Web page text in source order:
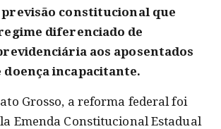
constitucional que
diferenciado de
aos aposentados
incapacitante.
Grosso, a reforma federal foi
Emenda Constitucional Estadual